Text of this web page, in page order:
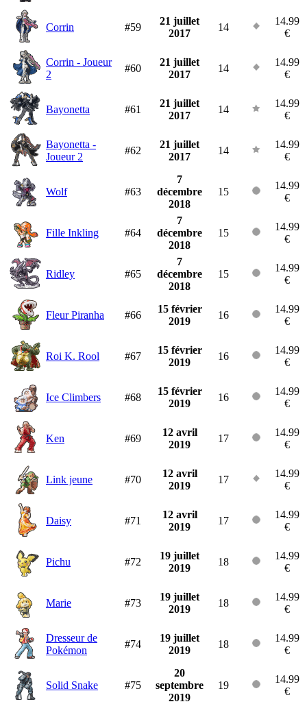
Corrin #59
21 juillet
2017
14
14.99
€
Corrin - Joueur
2
#60
21 juillet
2017
14
14.99
€
Bayonetta #61
21 juillet
2017
14
14.99
€
Bayonetta -
Joueur 2
#62
21 juillet
2017
14
14.99
€
Wolf #63
7
décembre
2018
15
14.99
€
Fille Inkling #64
7
décembre
2018
15
14.99
€
Ridley #65
7
décembre
2018
15
14.99
€
Fleur Piranha #66
15 février
2019
16
14.99
€
Roi K. Rool #67
15 février
2019
16
14.99
€
Ice Climbers #68
15 février
2019
16
14.99
€
Ken #69
12 avril
2019
17
14.99
€
Link jeune #70
12 avril
2019
17
14.99
€
Daisy #71
12 avril
2019
17
14.99
€
Pichu #72
19 juillet
2019
18
14.99
€
Marie #73
19 juillet
2019
18
14.99
€
Dresseur de
Pokémon
#74
19 juillet
2019
18
14.99
€
Solid Snake #75
20
septembre
2019
19
14.99
€